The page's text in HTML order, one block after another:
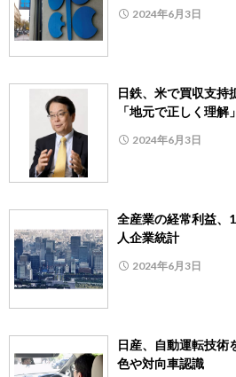
2024年6月3日
日鉄、米で買収支持
「地元で正しく理解」
2024年6月3日
全産業の経常利益、
人企業統計
2024年6月3日
日産、自動運転技術
色や対向車認識